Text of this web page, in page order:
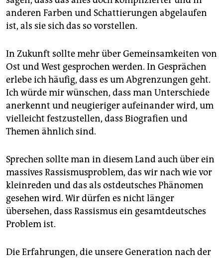
anderen Farben und Schattierungen abgelaufen
ist, als sie sich das so vorstellen.
In Zukunft sollte mehr über Gemeinsamkeiten von
Ost und West gesprochen werden. In Gesprächen
erlebe ich häufig, dass es um Abgrenzungen geht.
Ich würde mir wünschen, dass man Unterschiede
anerkennt und neugieriger aufeinander wird, um
vielleicht festzustellen, dass Biografien und
Themen ähnlich sind.
Sprechen sollte man in diesem Land auch über ein
massives Rassismusproblem, das wir nach wie vor
kleinreden und das als ostdeutsches Phänomen
gesehen wird. Wir dürfen es nicht länger
übersehen, dass Rassismus ein gesamtdeutsches
Problem ist.
Die Erfahrungen, die unsere Generation nach der